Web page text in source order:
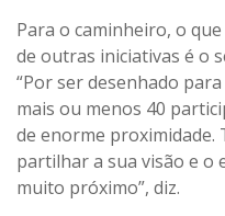
Para o caminheiro, o
de outras iniciativas é o
“Por ser desenhado
mais ou menos 40
de enorme proximidade.
partilhar a sua visão e o
muito próximo”, diz.